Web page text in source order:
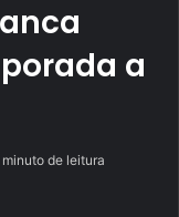
a
minuto de leitura